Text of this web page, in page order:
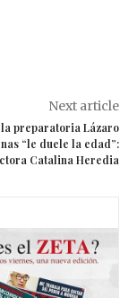
Next article
la preparatoria Lázaro
“le duele la edad”:
Catalina Heredia